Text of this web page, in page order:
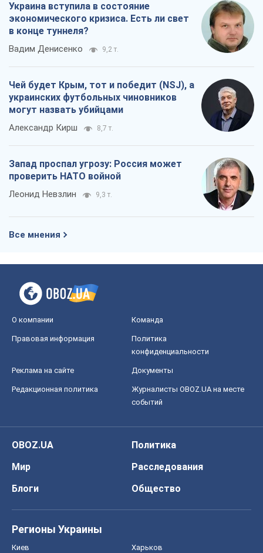
Украина вступила в состояние
экономического кризиса. Есть ли свет
в конце туннеля?
Вадим Денисенко 9,2 т.
Чей будет Крым, тот и победит (NSJ), а
украинских футбольных чиновников
могут назвать убийцами
Александр Кирш 8,7 т.
Запад проспал угрозу: Россия может
проверить НАТО войной
Леонид Невзлин 9,3 т.
Все мнения
О компании Команда
Правовая информация
Политика
конфиденциальности
Реклама на сайте Документы
Редакционная политика
Журналисты OBOZ.UA на месте
событий
OBOZ.UA
Политика
Мир
Расследования
Блоги
Общество
Регионы Украины
Киев Харьков